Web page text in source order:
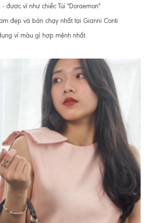
- được ví như chiếc Túi "Doraemon"
đẹp và bán chạy nhất tại Gianni Conti
ví màu gì hợp mệnh nhất